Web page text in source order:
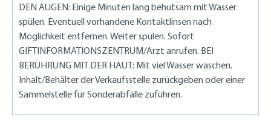
DEN AUGEN: Einige Minuten lang behutsam mit Wasser
spülen. Eventuell vorhandene Kontaktlinsen nach
Möglichkeit entfernen. Weiter spülen. Sofort
GIFTINFORMATIONSZENTRUM/Arzt anrufen. BEI
BERÜHRUNG MIT DER HAUT: Mit viel Wasser waschen.
Inhalt/Behälter der Verkaufsstelle zurückgeben oder einer
Sammelstelle für Sonderabfälle zuführen.